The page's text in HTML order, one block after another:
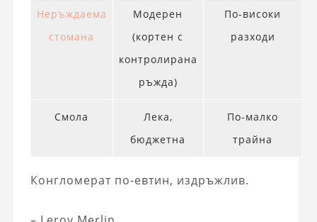
Неръждаема
стомана
Модерен
(кортен с
контролирана
ръжда)
По-високи
разходи
Смола
Лека,
бюджетна
По-малко
трайна
Конгломерат по-евтин, издръжлив.